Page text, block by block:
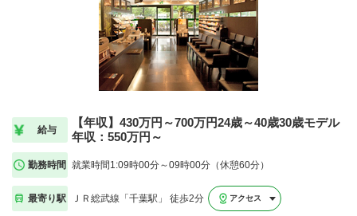
給与
【年収】430万円～700万円24歳～40歳30歳モデル
年収：550万円～
勤務時間 就業時間1:09時00分～09時00分（休憩60分）
最寄り駅 ＪＲ総武線「千葉駅」 徒歩2分 アクセス